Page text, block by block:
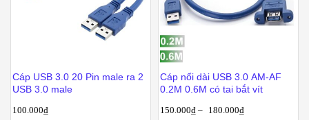
Cáp USB 3.0 20 Pin male ra 2
USB 3.0 male
100.000₫
Cáp nối dài USB 3.0 AM-AF
0.2M 0.6M có tai bắt vít
150.000₫ – 180.000₫